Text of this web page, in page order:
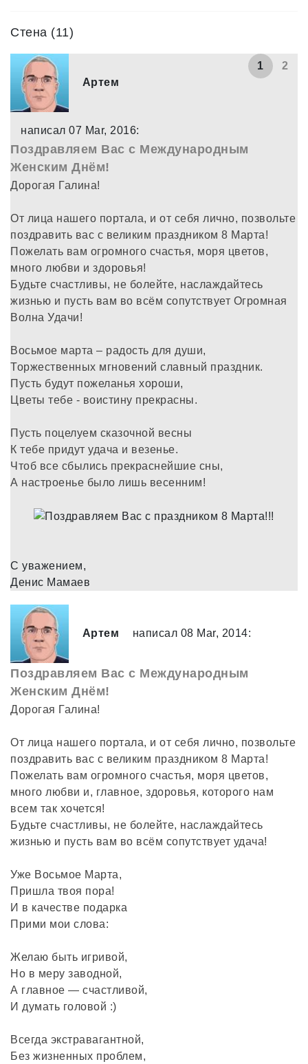
Стена (11)
1
2
Артем
написал 07 Mar, 2016:
Поздравляем Вас с Международным
Женским Днём!
Дорогая Галина!
От лица нашего портала, и от себя лично, позвольте
поздравить вас с великим праздником 8 Марта!
Пожелать вам огромного счастья, моря цветов,
много любви и здоровья!
Будьте счастливы, не болейте, наслаждайтесь
жизнью и пусть вам во всём сопутствует Огромная
Волна Удачи!
Восьмое марта – радость для души,
Торжественных мгновений славный праздник.
Пусть будут пожеланья хороши,
Цветы тебе - воистину прекрасны.
Пусть поцелуем сказочной весны
К тебе придут удача и везенье.
Чтоб все сбылись прекраснейшие сны,
А настроенье было лишь весенним!
С уважением,
Денис Мамаев
Артем написал 08 Mar, 2014:
Поздравляем Вас с Международным
Женским Днём!
Дорогая Галина!
От лица нашего портала, и от себя лично, позвольте
поздравить вас с великим праздником 8 Марта!
Пожелать вам огромного счастья, моря цветов,
много любви и, главное, здоровья, которого нам
всем так хочется!
Будьте счастливы, не болейте, наслаждайтесь
жизнью и пусть вам во всём сопутствует удача!
Уже Восьмое Марта,
Пришла твоя пора!
И в качестве подарка
Прими мои слова:
Желаю быть игривой,
Но в меру заводной,
А главное — счастливой,
И думать головой :)
Всегда экстравагантной,
Без жизненных проблем,